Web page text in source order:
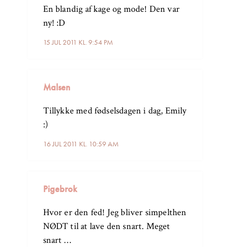
15 JUL 2011 KL. 9:54 PM
En blandig af kage og mode! Den var
ny! :D
Malsen
16 JUL 2011 KL. 10:59 AM
Tillykke med fødselsdagen i dag, Emily
:)
Pigebrok
Hvor er den fed! Jeg bliver simpelthen
NØDT til at lave den snart. Meget
snart …